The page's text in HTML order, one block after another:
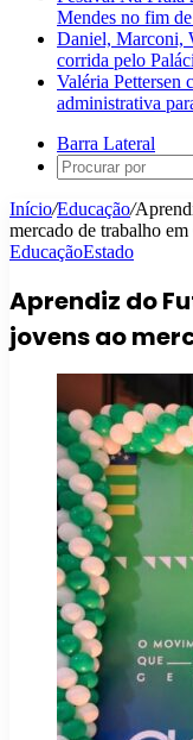
Mendes no fim de
Daniel, Marconi,
corrida pelo
Valéria Pettersen
administrativa
Barra Lateral
Início/Educação/
mercado de trabalho em
EducaçãoEstado
Aprendiz do
jovens ao